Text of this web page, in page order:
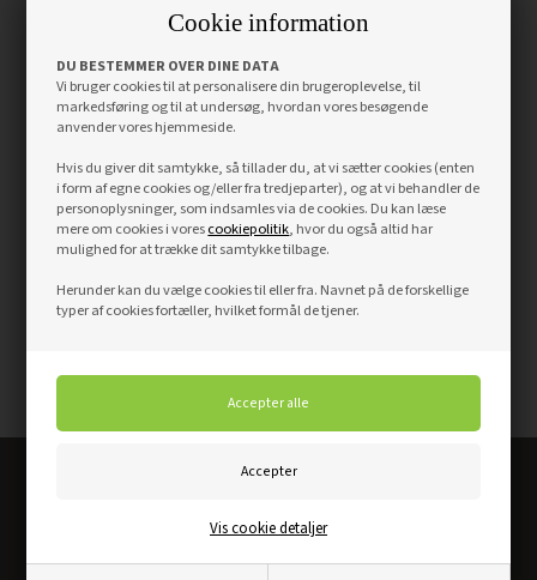
Cookie information
DU BESTEMMER OVER DINE DATA
Vi bruger cookies til at personalisere din brugeroplevelse, til
markedsføring og til at undersøg, hvordan vores besøgende
anvender vores hjemmeside.
Hvis du giver dit samtykke, så tillader du, at vi sætter cookies (enten
i form af egne cookies og/eller fra tredjeparter), og at vi behandler de
personoplysninger, som indsamles via de cookies. Du kan læse
mere om cookies i vorescookiepolitik, hvor du også altid har
mulighed for at trække dit samtykke tilbage.
Herunder kan du vælge cookies til eller fra. Navnet på de forskellige
typer af cookies fortæller, hvilket formål de tjener.
Vis cookie detaljer